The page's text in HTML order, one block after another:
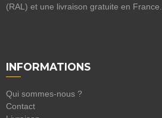
(RAL) et une livraison gratuite en France.
INFORMATIONS
Qui sommes-nous ?
Contact